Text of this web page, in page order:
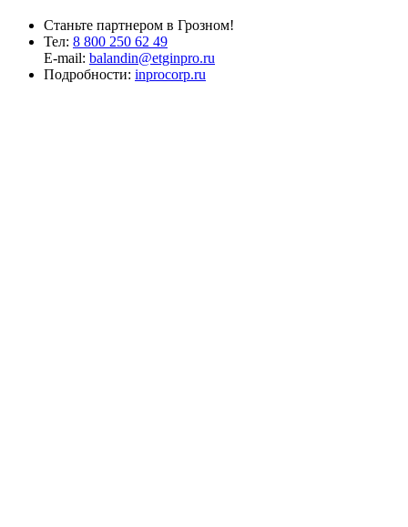
Станьте партнером в Грозном!
Тел: 8 800 250 62 49
E-mail: balandin@etginpro.ru
Подробности: inprocorp.ru